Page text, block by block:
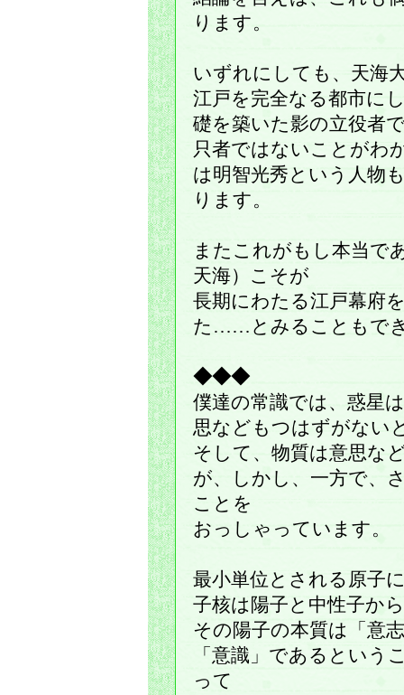
ります。
いずれにしても、天海
江戸を完全なる都市に
礎を築いた影の立役者
只者ではないことがわ
は明智光秀という人物
ります。
またこれがもし本当で
天海）こそが
長期にわたる江戸幕府
た……とみることもで
◆◆◆
僕達の常識では、惑星
思などもつはずがない
そして、物質は意思な
が、しかし、一方で、
ことを
おっしゃっています。
最小単位とされる原子
子核は陽子と中性子か
その陽子の本質は「意
「意識」であるという
って